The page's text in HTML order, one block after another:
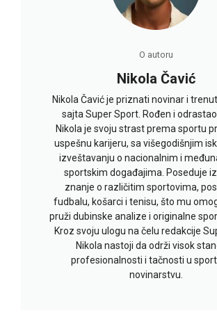
O autoru
Nikola Čavić
Nikola Čavić je priznati novinar i
sajta Super Sport. Rođen i
Nikola je svoju strast prema sportu
uspešnu karijeru, sa višegodišnjim
izveštavanju o nacionalnim i
sportskim događajima. Poseduje
znanje o različitim sportovima,
fudbalu, košarci i tenisu, što mu
pruži dubinske analize i originalne
Kroz svoju ulogu na čelu redakcije
Nikola nastoji da održi visok
profesionalnosti i tačnosti u
novinarstvu.